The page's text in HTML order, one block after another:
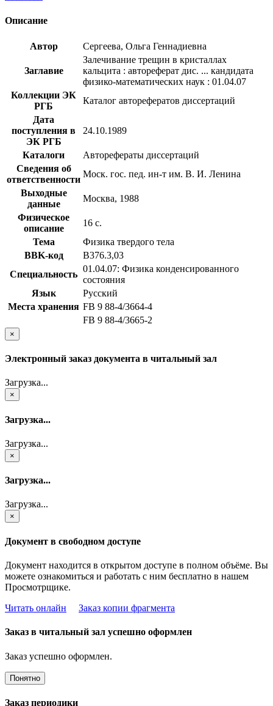
Описание
Автор Сергеева, Ольга Геннадиевна
Заглавие
Залечивание трещин в кристаллах
кальцита : автореферат дис. ... кандидата
физико-математических наук : 01.04.07
Коллекции ЭК
РГБ
Каталог авторефератов диссертаций
Дата
поступления в
ЭК РГБ
24.10.1989
Каталоги
Авторефераты диссертаций
Сведения об
ответственности
Моск. гос. пед. ин-т им. В. И. Ленина
Выходные
данные
Москва, 1988
Физическое
описание
16 с.
Тема
Физика твердого тела
BBK-код
В376.3,03
Специальность
01.04.07: Физика конденсированного
состояния
Язык
Русский
Места хранения FB 9 88-4/3664-4
FB 9 88-4/3665-2
×
Электронный заказ документа в читальный зал
Загрузка...
×
Загрузка...
Загрузка...
×
Загрузка...
Загрузка...
×
Документ в свободном доступе
Документ находится в открытом доступе в полном объёме. Вы
можете ознакомиться и работать с ним бесплатно в нашем
Просмотрщике.
Читать онлайн
Заказ копии фрагмента
Заказ в читальный зал успешно оформлен
Заказ успешно оформлен.
Понятно
Заказ периодики